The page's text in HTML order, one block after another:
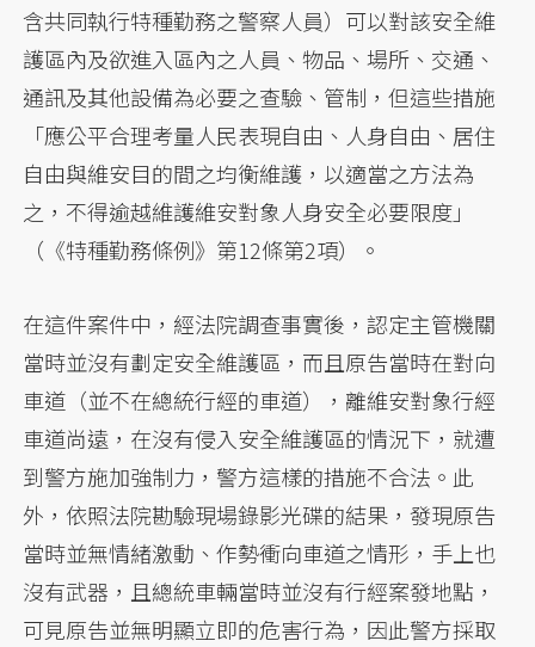
含共同執行特種勤務之警察人員）可以對該安全維
護區內及欲進入區內之人員、物品、場所、交通、
通訊及其他設備為必要之查驗、管制，但這些措施
「應公平合理考量人民表現自由、人身自由、居住
自由與維安目的間之均衡維護，以適當之方法為
之，不得逾越維護維安對象人身安全必要限度」
（《特種勤務條例》第12條第2項）。
在這件案件中，經法院調查事實後，認定主管機關
當時並沒有劃定安全維護區，而且原告當時在對向
車道（並不在總統行經的車道），離維安對象行經
車道尚遠，在沒有侵入安全維護區的情況下，就遭
到警方施加強制力，警方這樣的措施不合法。此
外，依照法院勘驗現場錄影光碟的結果，發現原告
當時並無情緒激動、作勢衝向車道之情形，手上也
沒有武器，且總統車輛當時並沒有行經案發地點，
可見原告並無明顯立即的危害行為，因此警方採取